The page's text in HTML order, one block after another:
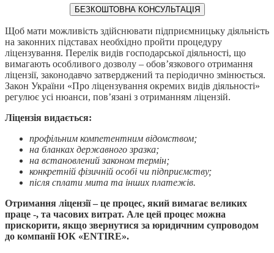
БЕЗКОШТОВНА КОНСУЛЬТАЦІЯ
Щоб мати можливість здійснювати підприємницьку діяльність
на законних підставах необхідно пройти процедуру
ліцензування. Перелік видів господарської діяльності, що
вимагають особливого дозволу – обов’язкового отримання
ліцензії, законодавчо затверджений та періодично змінюється.
Закон України «Про ліцензування окремих видів діяльності»
регулює усі нюанси, пов’язані з отриманням ліцензій.
Ліцензія видається:
профільним компетентним відомством;
на бланках державного зразка;
на встановлений законом термін;
конкретній фізичній особі чи підприємству;
після сплати мита та інших платежів.
Отримання ліцензії – це процес, який вимагає великих
праце -, та часових витрат. Але цей процес можна
прискорити, якщо звернутися за юридичним супроводом
до компанії ЮК «ENTIRE».